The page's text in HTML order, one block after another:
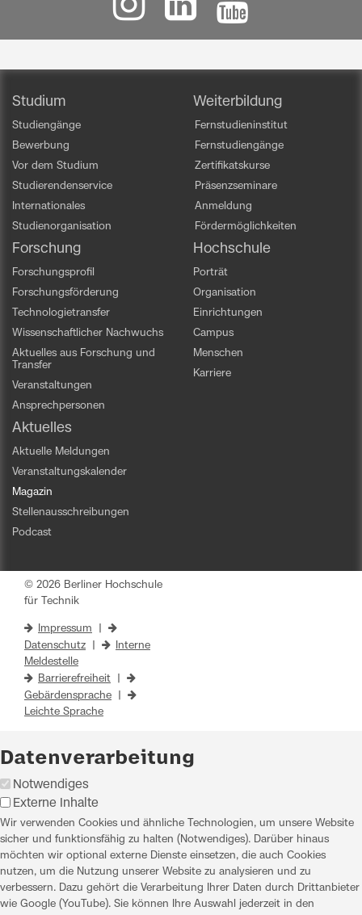
Studium
Studiengänge
Bewerbung
Vor dem Studium
Studierendenservice
Internationales
Studienorganisation
Weiterbildung
Fernstudieninstitut
Fernstudiengänge
Zertifikatskurse
Präsenzseminare
Anmeldung
Fördermöglichkeiten
Forschung
Forschungsprofil
Forschungsförderung
Technologietransfer
Wissenschaftlicher Nachwuchs
Aktuelles aus Forschung und
Transfer
Veranstaltungen
Ansprechpersonen
Hochschule
Porträt
Organisation
Einrichtungen
Campus
Menschen
Karriere
Aktuelles
Aktuelle Meldungen
Veranstaltungskalender
Magazin
Stellenausschreibungen
Podcast
© 2026 Berliner Hochschule
für Technik
Impressum
Datenschutz
Interne
Meldestelle
Barrierefreiheit
Gebärdensprache
Leichte Sprache
Datenverarbeitung
Notwendiges
Externe Inhalte
Wir verwenden Cookies und ähnliche Technologien, um unsere Website
sicher und funktionsfähig zu halten (Notwendiges). Darüber hinaus
möchten wir optional externe Dienste einsetzen, die auch Cookies
nutzen, um die Nutzung unserer Website zu analysieren und zu
verbessern. Dazu gehört die Verarbeitung Ihrer Daten durch Drittanbieter
wie Google (YouTube). Sie können Ihre Auswahl jederzeit in den